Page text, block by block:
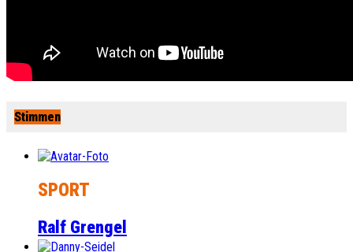
Stimmen
SPORT
Ralf Grengel